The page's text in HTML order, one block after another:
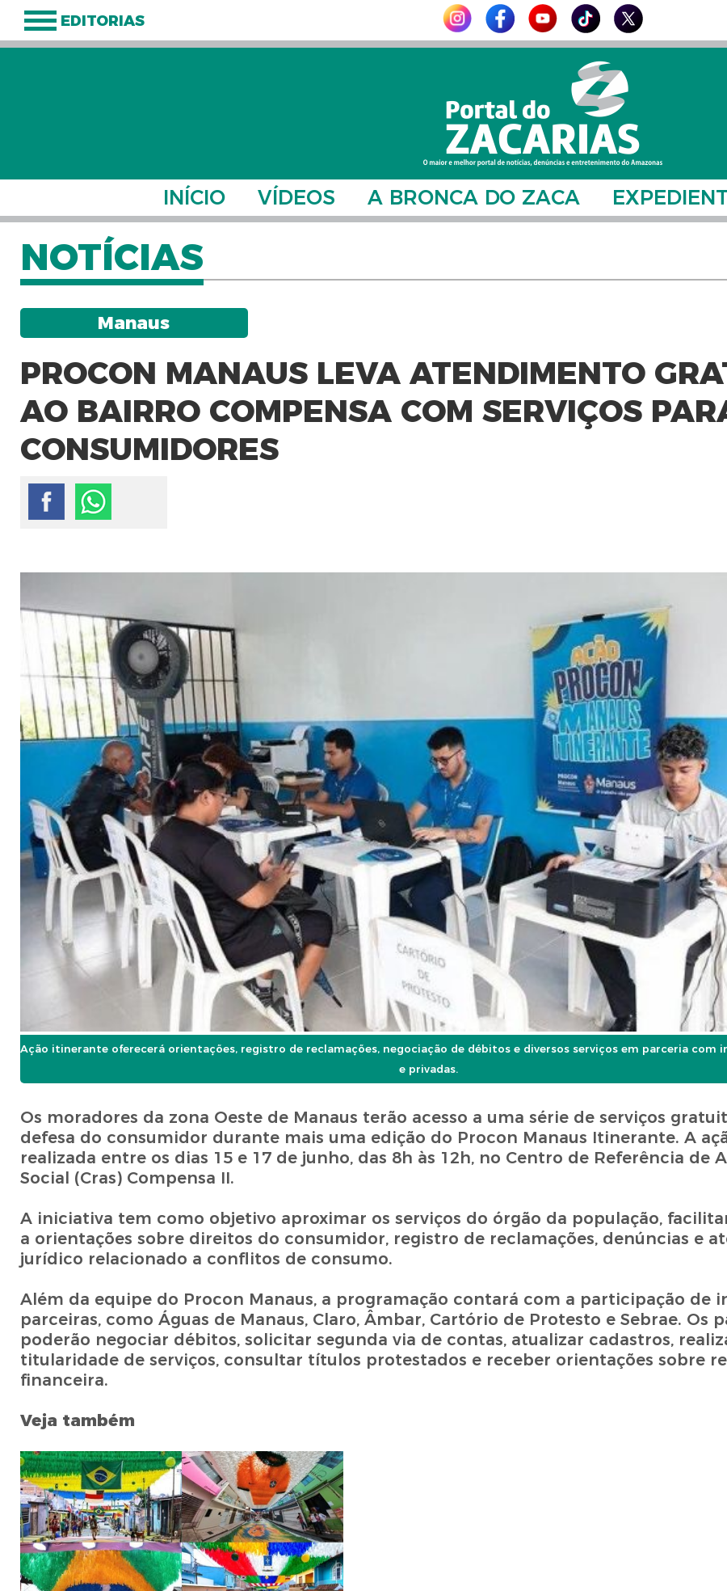
EDITORIAS
INÍCIO VÍDEOS A BRONCA DO ZACA
NOTÍCIAS
Manaus
PROCON MANAUS LEVA ATENDIMENTO
AO BAIRRO COMPENSA COM SERVIÇOS
CONSUMIDORES
Ação itinerante oferecerá orientações, registro de reclamações, negociação de débitos e diversos serviços em parceria com
e privadas.
Os moradores da zona Oeste de Manaus terão acesso a uma série de serviços
defesa do consumidor durante mais uma edição do Procon Manaus Itinerante. A
realizada entre os dias 15 e 17 de junho, das 8h às 12h, no Centro de Referência de
Social (Cras) Compensa II.
A iniciativa tem como objetivo aproximar os serviços do órgão da população,
a orientações sobre direitos do consumidor, registro de reclamações, denúncias e
jurídico relacionado a conflitos de consumo.
Além da equipe do Procon Manaus, a programação contará com a participação de
parceiras, como Águas de Manaus, Claro, Âmbar, Cartório de Protesto e Sebrae. Os
poderão negociar débitos, solicitar segunda via de contas, atualizar cadastros,
titularidade de serviços, consultar títulos protestados e receber orientações sobre
financeira.
Veja também